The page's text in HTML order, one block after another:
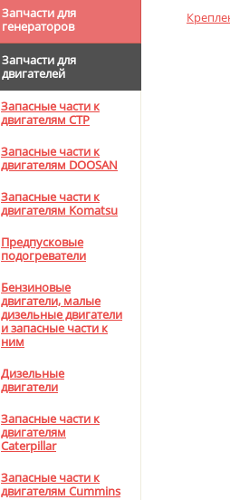
Запчасти для
генераторов
Запчасти для
двигателей
Запасные части к
двигателям CTP
Запасные части к
двигателям DOOSAN
Запасные части к
двигателям Komatsu
Предпусковые
подогреватели
Бензиновые
двигатели, малые
дизельные двигатели
и запасные части к
ним
Дизельные
двигатели
Запасные части к
двигателям
Caterpillar
Запасные части к
двигателям Cummins